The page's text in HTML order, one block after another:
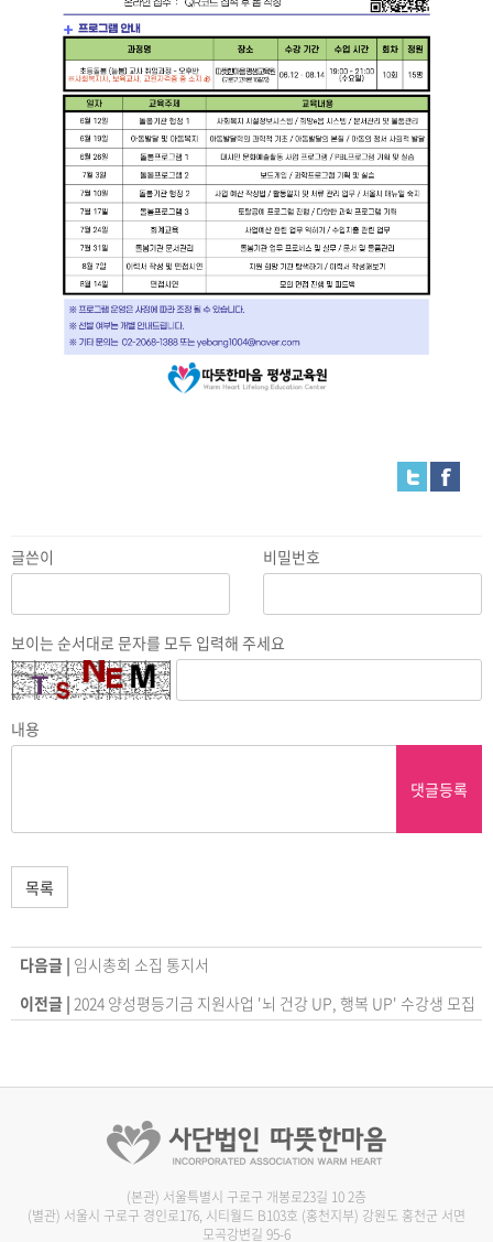
글쓴이 비밀번호
보이는 순서대로 문자를 모두 입력해 주세요
내용
댓글등록
목록
다음글 | 임시총회 소집 통지서
이전글 | 2024 양성평등기금 지원사업 '뇌 건강 UP, 행복 UP' 수강생 모집
(본관) 서울특별시 구로구 개봉로23길 10 2층
(별관) 서울시 구로구 경인로176, 시티월드 B103호 (홍천지부) 강원도 홍천군 서면
모곡강변길 95-6